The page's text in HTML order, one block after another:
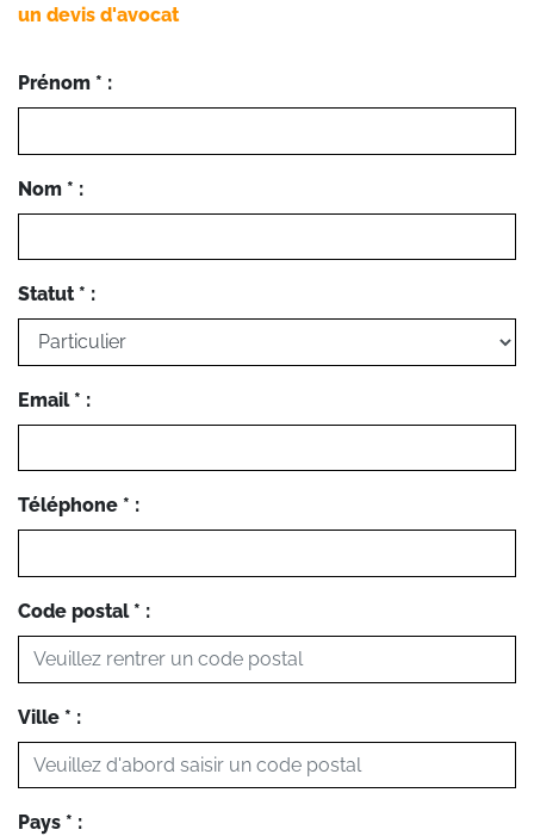
un devis d'avocat
Prénom * :
Nom * :
Statut * :
Email * :
Téléphone * :
Code postal * :
Ville * :
Pays * :